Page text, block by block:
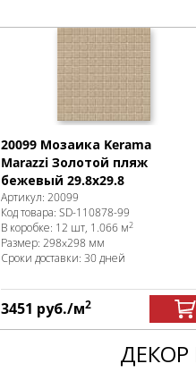
20099 Мозаика Kerama
Marazzi Золотой пляж
бежевый 29.8х29.8
Артикул: 20099
Код товара: SD-110878-99
В коробке: 12 шт, 1.066 м2
Размер: 298x298 мм
Сроки доставки: 30 дней
3451 руб./м2